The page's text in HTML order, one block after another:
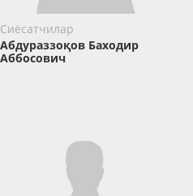
Сиёсатчилар
Абдураззоқов Баходир
Аббосович